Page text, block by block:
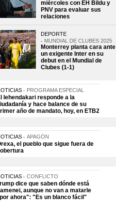
miércoles con EH Bildu y
PNV para evaluar sus
relaciones
DEPORTE
MUNDIAL DE CLUBES 2025
Monterrey planta cara ante
un exigente Inter en su
debut en el Mundial de
Clubes (1-1)
PROGRAMA ESPECIAL
lehendakari responde a la
y hace balance de su
año de mandato, hoy, en ETB2
APAGÓN
el pueblo que sigue fuera de
CONFLICTO
dice que saben dónde está
aunque no van a matarle
ahora": "Es un blanco fácil"